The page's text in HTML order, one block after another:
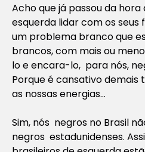
Acho que já passou da
esquerda lidar com os seus
um problema branco que
brancos, com mais ou
lo e encara-lo, para nós,
Porque é cansativo demais
as nossas energias…
Sim, nós negros no Brasil
negros estadunidenses.